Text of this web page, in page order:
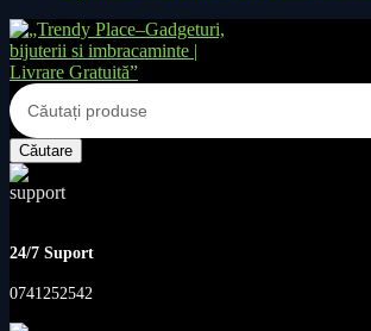
Căutare
24/7 Suport
0741252542